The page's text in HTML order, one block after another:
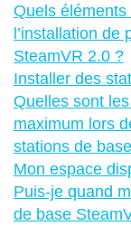
Quels
l’installation de
SteamVR 2.0 ?
Installer des
Quelles sont
maximum lors
stations de
Mon espace
Puis-je quand
de base